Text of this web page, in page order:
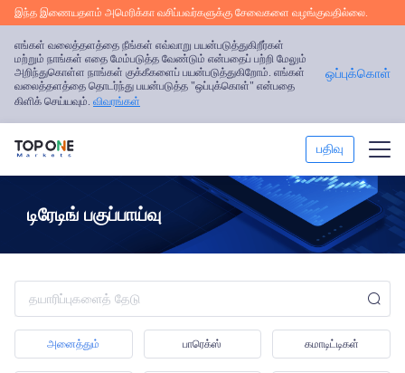
இந்த இணையதளம் அமெரிக்கா வசிப்பவர்களுக்கு சேவைகளை வழங்குவதில்லை.
எங்கள் வலைத்தளத்தை நீங்கள் எவ்வாறு பயன்படுத்துகிறீர்கள்
மற்றும் நாங்கள் எதை மேம்படுத்த வேண்டும் என்பதைப் பற்றி மேலும்
அறிந்துகொள்ள நாங்கள் குக்கீகளைப் பயன்படுத்துகிறோம். எங்கள்
வலைத்தளத்தை தொடர்ந்து பயன்படுத்த "ஒப்புக்கொள்" என்பதை
கிளிக் செய்யவும். விவரங்கள்
ஒப்புக்கொள்
பதிவு
மார்க்கெட் பகுப்பாய்வு
டிரேடிங் கற்றல்
டிரேடிங் பகுப்பாய்வு
அனைத்தும் பாரெக்ஸ் கமாடிட்டிகள்